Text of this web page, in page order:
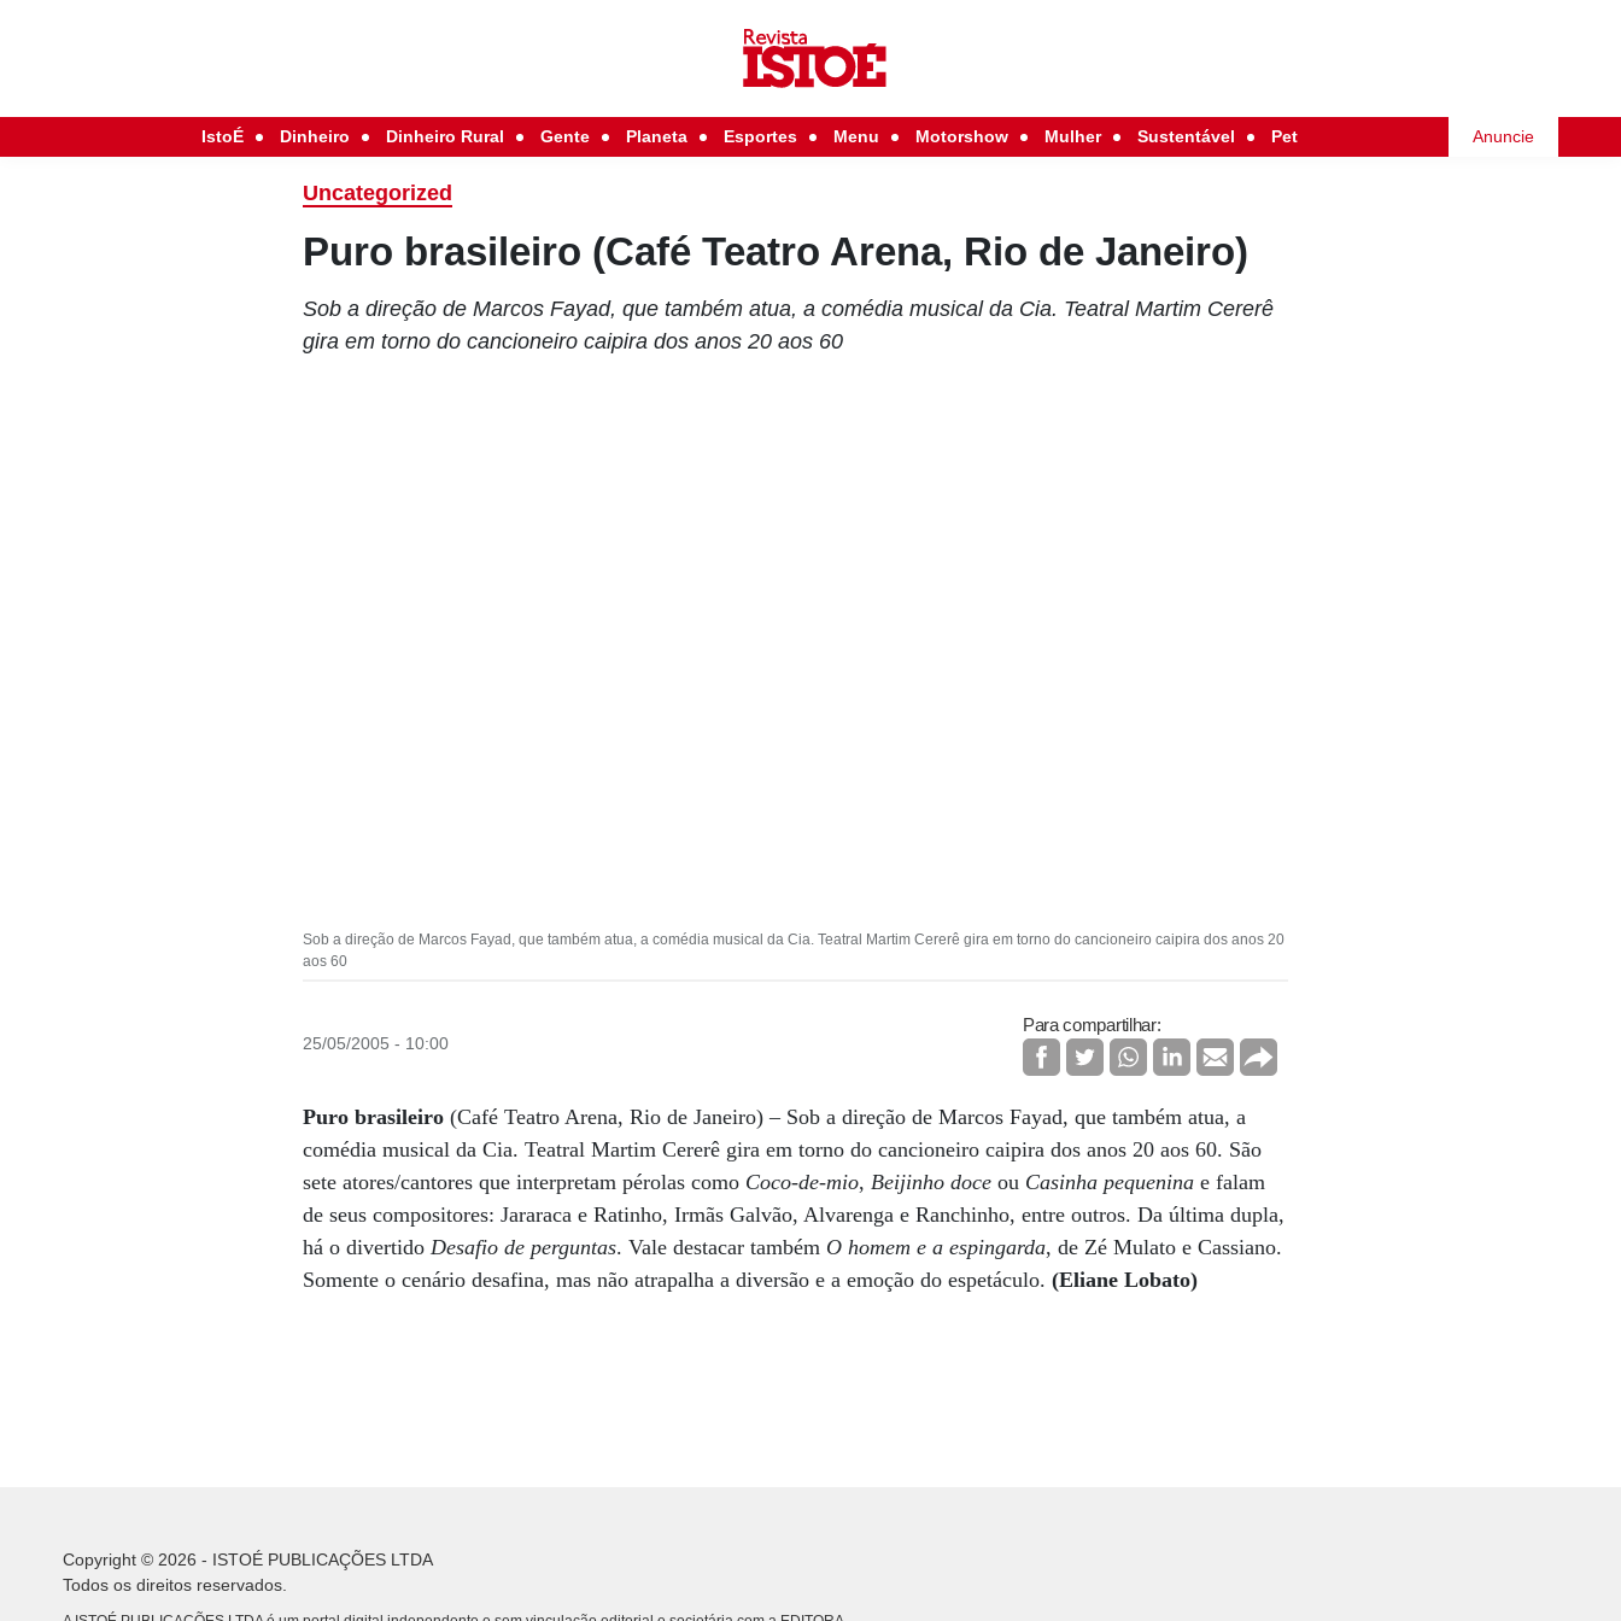
IstoÉ Dinheiro Dinheiro Rural Gente Planeta Esportes Menu Motorshow Mulher Sustentável Pet Anuncie
Uncategorized
Puro brasileiro (Café Teatro Arena, Rio de Janeiro)
Sob a direção de Marcos Fayad, que também atua, a comédia musical da Cia. Teatral Martim Cererê
gira em torno do cancioneiro caipira dos anos 20 aos 60
Sob a direção de Marcos Fayad, que também atua, a comédia musical da Cia. Teatral Martim Cererê gira em torno do cancioneiro caipira dos anos 20
aos 60
25/05/2005 - 10:00
Para compartilhar:
Puro brasileiro(Café Teatro Arena, Rio de Janeiro) – Sob a direção de Marcos Fayad, que também atua, a
comédia musical da Cia. Teatral Martim Cererê gira em torno do cancioneiro caipira dos anos 20 aos 60. São
sete atores/cantores que interpretam pérolas como Coco-de-mio,Beijinho doce ou Casinha pequenina e falam
de seus compositores: Jararaca e Ratinho, Irmãs Galvão, Alvarenga e Ranchinho, entre outros. Da última dupla,
há o divertidoDesafio de perguntas. Vale destacar também O homem e a espingarda, de Zé Mulato e Cassiano.
Somente o cenário desafina, mas não atrapalha a diversão e a emoção do espetáculo.(Eliane Lobato)
Copyright © 2026 - ISTOÉ PUBLICAÇÕES LTDA
Todos os direitos reservados.